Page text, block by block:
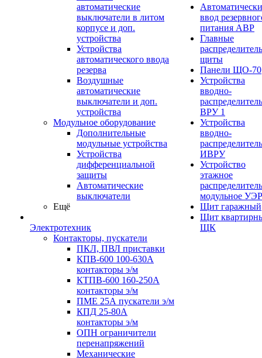
автоматические
выключатели в литом
корпусе и доп.
устройства
Устройства
автоматического ввода
резерва
Воздушные
автоматические
выключатели и доп.
устройства
Модульное оборудование
Дополнительные
модульные устройства
Устройства
дифференциальной
защиты
Автоматические
выключатели
Ещё
Электротехник
Контакторы, пускатели
ПКЛ, ПВЛ приставки
КПВ-600 100-630А
контакторы э/м
КТПВ-600 160-250А
контакторы э/м
ПМЕ 25А пускатели э/м
КПД 25-80А
контакторы э/м
ОПН ограничители
перенапряжений
Механические
ввод
питания АВР
Главные
щиты
Панели ЩО-70
Устройства
вводно-
ВРУ 1
Устройства
вводно-
ИВРУ
Устройство
этажное
модульное
Щит гаражный
Щит
ЩК